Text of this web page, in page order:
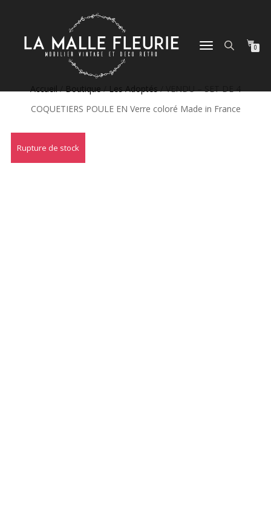
DÉPLIER
0
Accueil/Boutique/Les Adoptés/ VENDU – SET DE 4
COQUETIERS POULE EN Verre coloré Made in France
Rupture de stock